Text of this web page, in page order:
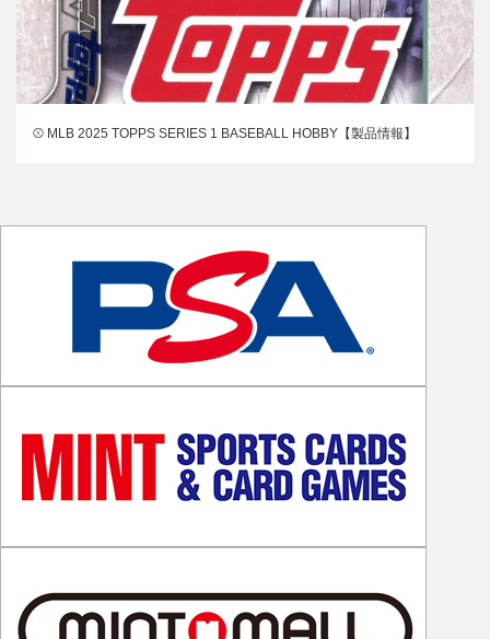
⚾ MLB 2025 TOPPS SERIES 1 BASEBALL HOBBY【製品情報】